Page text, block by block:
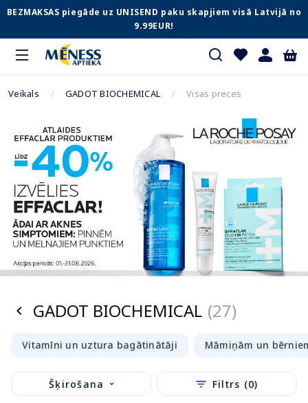
BEZMAKSAS piegāde uz UNISEND paku skapjiem visā Latvijā no
9.99EUR!
Veikals GADOT BIOCHEMICAL Visas preces
GADOT BIOCHEMICAL (27)
Vitamīni un uztura bagātinātāji Māmiņām un
Šķirošana Filtrs (0)